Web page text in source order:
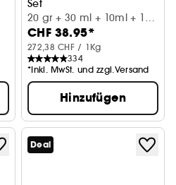
Set
4 feuchtigkeitsspendende
20 gr + 30 ml + 10ml + 1ml
+ 1P
CHF 38.95*
272,38 CHF / 1Kg
334
*Inkl. MwSt. und zzgl.Versand
Hinzufügen
Deal